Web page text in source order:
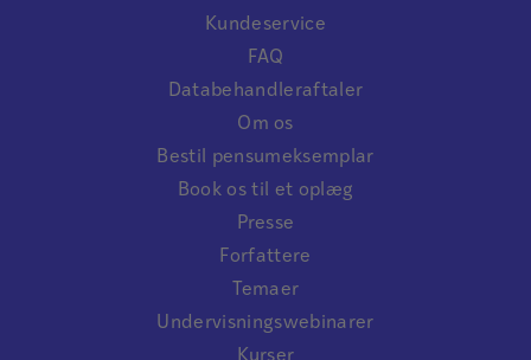
Kundeservice
FAQ
Databehandleraftaler
Om os
Bestil pensumeksemplar
Book os til et oplæg
Presse
Forfattere
Temaer
Undervisningswebinarer